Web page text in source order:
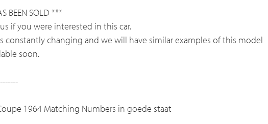
BEEN SOLD ***
if you were interested in this car.
constantly changing and we will have similar examples of this model
soon.
1964 Matching Numbers in goede staat